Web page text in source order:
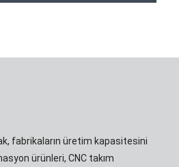
fabrikaların üretim kapasitesini
ürünleri, CNC takım